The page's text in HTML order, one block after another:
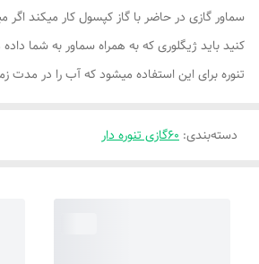
سماور گازی در حاضر با گاز کپسول کار میکند اگر
کنید باید ژیگلوری که به همراه سماور به شما
تنوره برای این استفاده میشود که آب را در مدت
دسته‌بندی: 60گازی تنوره دار